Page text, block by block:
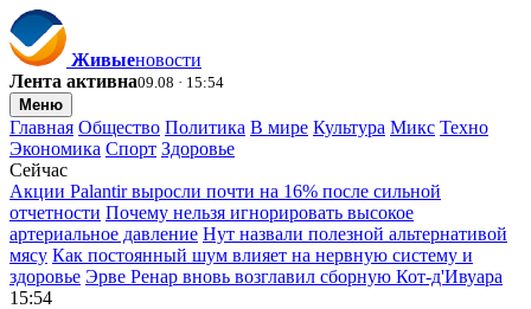
Живыеновости
Лента активна09.08 · 15:54
Меню
Главная Общество Политика В мире Культура Микс Техно
Экономика Спорт Здоровье
Сейчас
Акции Palantir выросли почти на 16% после сильной
отчетности Почему нельзя игнорировать высокое
артериальное давление Нут назвали полезной альтернативой
мясу Как постоянный шум влияет на нервную систему и
здоровье Эрве Ренар вновь возглавил сборную Кот-д'Ивуара
15:54